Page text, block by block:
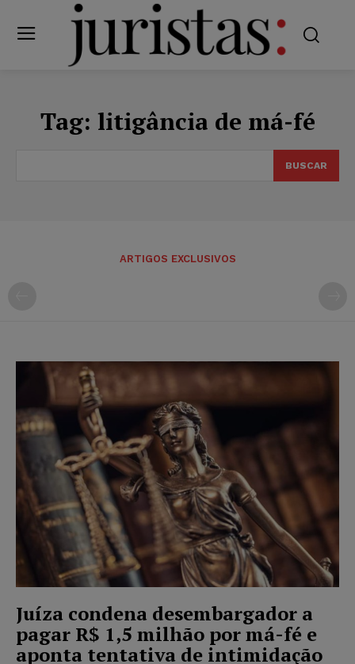
Tag: litigância de má-fé
BUSCAR
ARTIGOS EXCLUSIVOS
Juíza condena desembargador a
pagar R$ 1,5 milhão por má-fé e
aponta tentativa de intimidação